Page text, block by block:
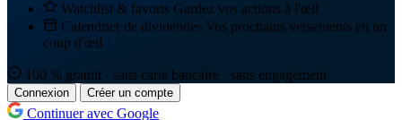
Watchlist & favoris Gardez vos actions à l'œil
Calendrier de dividendes Vos prochains versements en un
coup d'œil
100 % gratuit · sans carte bancaire · sans engagement
Connexion Créer un compte
Continuer avec Google